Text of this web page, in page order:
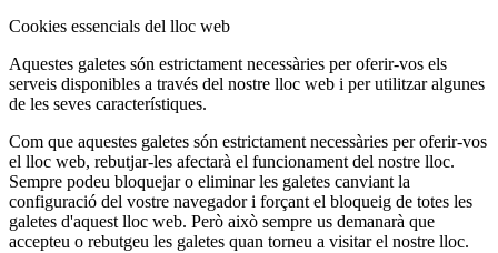
Cookies essencials del lloc web
Aquestes galetes són estrictament necessàries per oferir-vos els
serveis disponibles a través del nostre lloc web i per utilitzar algunes
de les seves característiques.
Com que aquestes galetes són estrictament necessàries per oferir-vos
el lloc web, rebutjar-les afectarà el funcionament del nostre lloc.
Sempre podeu bloquejar o eliminar les galetes canviant la
configuració del vostre navegador i forçant el bloqueig de totes les
galetes d'aquest lloc web. Però això sempre us demanarà que
accepteu o rebutgeu les galetes quan torneu a visitar el nostre lloc.